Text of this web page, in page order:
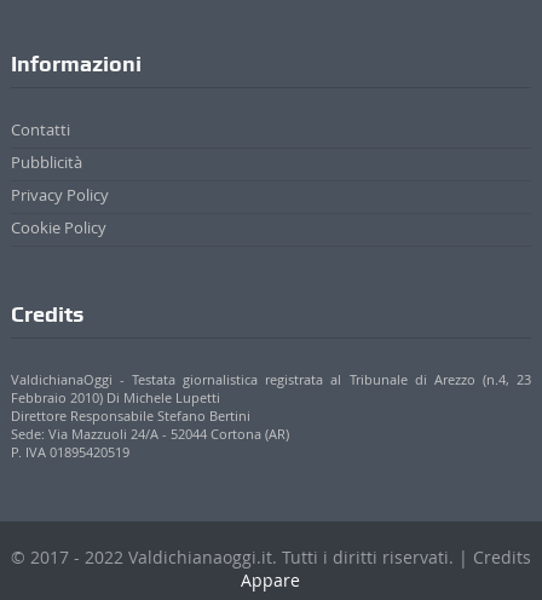
Informazioni
Contatti
Pubblicità
Privacy Policy
Cookie Policy
Credits
ValdichianaOggi - Testata giornalistica registrata al Tribunale di Arezzo (n.4, 23
Febbraio 2010) Di Michele Lupetti
Direttore Responsabile Stefano Bertini
Sede: Via Mazzuoli 24/A - 52044 Cortona (AR)
P. IVA 01895420519
© 2017 - 2022 Valdichianaoggi.it. Tutti i diritti riservati. | Credits
Appare